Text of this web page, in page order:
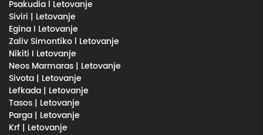
Psakudia l Letovanje
Siviri | Letovanje
Egina I Letovanje
Zaliv Simontiko l Letovanje
Nikiti I Letovanje
Neos Marmaras | Letovanje
Sivota | Letovanje
Lefkada | Letovanje
Tasos | Letovanje
Parga | Letovanje
Krf | Letovanje